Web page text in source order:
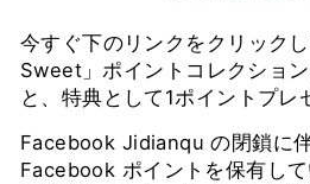
今すぐ下のリンクをクリック
Sweet」ポイントコレクショ
と、特典として1ポイントプレ
Facebook Jidianqu の閉鎖に
Facebook ポイントを保有し